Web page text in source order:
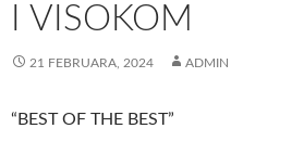
I VISOKOM
21 FEBRUARA, 2024 ADMIN
“BEST OF THE BEST”